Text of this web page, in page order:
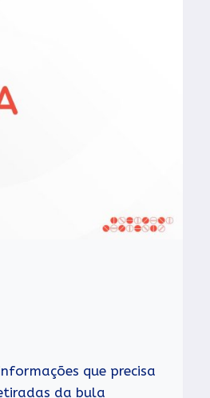
que precisa
da bula